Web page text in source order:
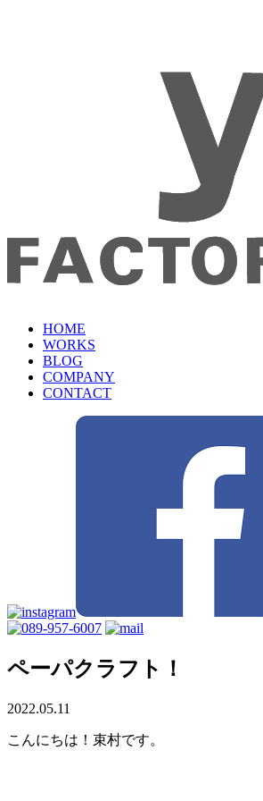
HOME
WORKS
BLOG
COMPANY
CONTACT
ペーパクラフト！
2022.05.11
こんにちは！束村です。